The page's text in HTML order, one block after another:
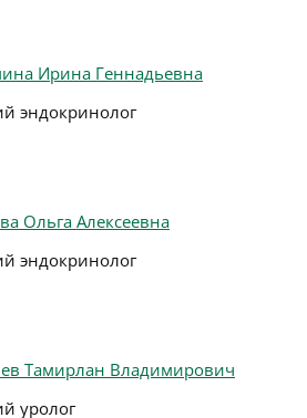
Ирина Геннадьевна
эндокринолог
Ольга Алексеевна
эндокринолог
Тамирлан Владимирович
уролог